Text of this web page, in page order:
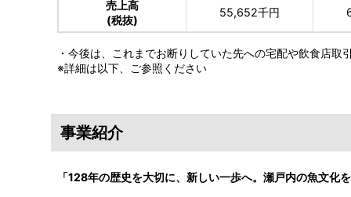
売上高
(税抜)
55,652千円
・今後は、これまでお断りしていた先への宅配や飲食店
※詳細は以下、ご参照ください
事業紹介
「128年の歴史を大切に、新しい一歩へ。瀬戸内の魚文化